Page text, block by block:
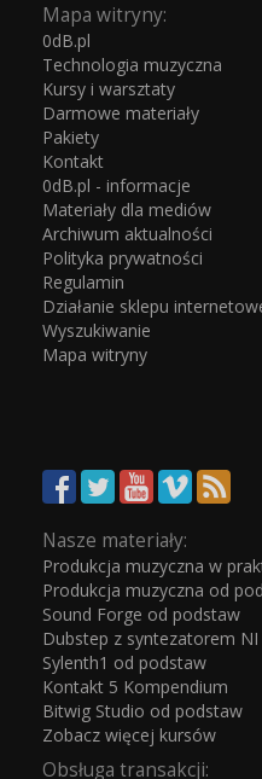
Mapa witryny:
0dB.pl
Technologia muzyczna
Kursy i warsztaty
Darmowe materiały
Pakiety
Kontakt
0dB.pl - informacje
Materiały dla mediów
Archiwum aktualności
Polityka prywatności
Regulamin
Działanie sklepu
Wyszukiwanie
Mapa witryny
Nasze materiały:
Produkcja muzyczna w
Produkcja muzyczna od
Sound Forge od podstaw
Dubstep z syntezatorem NI
Sylenth1 od podstaw
Kontakt 5 Kompendium
Bitwig Studio od podstaw
Zobacz więcej kursów
Obsługa transakcji: